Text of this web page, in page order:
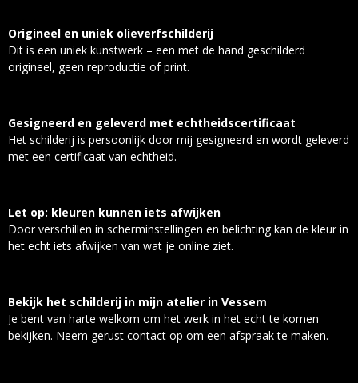
Origineel en uniek olieverfschilderij
Dit is een uniek kunstwerk – een met de hand geschilderd
origineel, geen reproductie of print.
Gesigneerd en geleverd met echtheidscertificaat
Het schilderij is persoonlijk door mij gesigneerd en wordt geleverd
met een certificaat van echtheid.
Let op: kleuren kunnen iets afwijken
Door verschillen in scherminstellingen en belichting kan de kleur in
het echt iets afwijken van wat je online ziet.
Bekijk het schilderij in mijn atelier in Vessem
Je bent van harte welkom om het werk in het echt te komen
bekijken. Neem gerust contact op om een afspraak te maken.